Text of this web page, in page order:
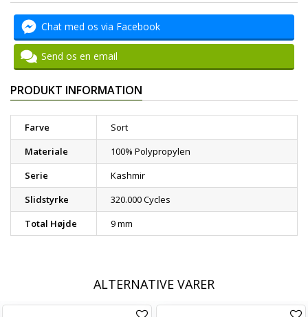
Chat med os via Facebook
Send os en email
PRODUKT INFORMATION
Farve
Sort
Materiale
100% Polypropylen
Serie
Kashmir
Slidstyrke
320.000 Cycles
Total Højde
9 mm
ALTERNATIVE VARER